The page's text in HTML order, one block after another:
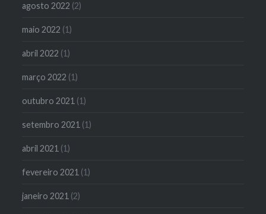
agosto 2022 (2)
maio 2022 (1)
abril 2022 (1)
março 2022 (1)
outubro 2021 (1)
setembro 2021 (1)
abril 2021 (1)
fevereiro 2021 (1)
janeiro 2021 (2)